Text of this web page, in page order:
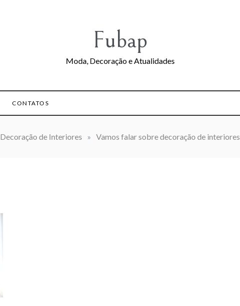
Fubap
Moda, Decoração e Atualidades
CONTATOS
Decoração de Interiores » Vamos falar sobre decoração de interiores